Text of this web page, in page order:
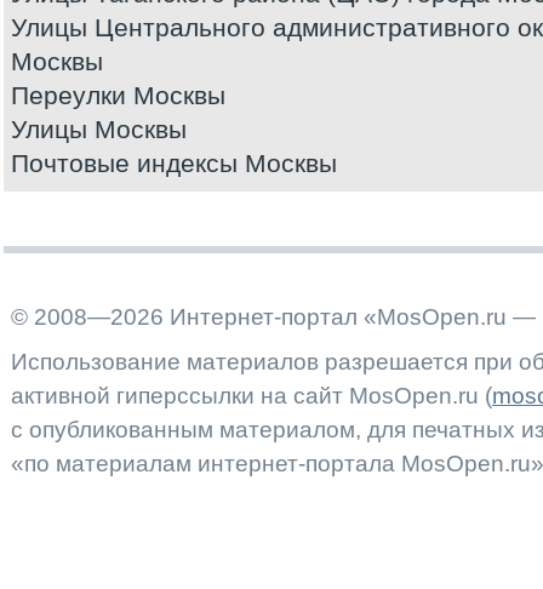
Улицы Центрального административного
Москвы
Переулки Москвы
Улицы Москвы
Почтовые индексы Москвы
© 2008—2026 Интернет-портал «MosOpen.ru —
Использование материалов разрешается при
активной гиперссылки на сайт MosOpen.ru (
с опубликованным материалом, для печатных
«по материалам интернет-портала